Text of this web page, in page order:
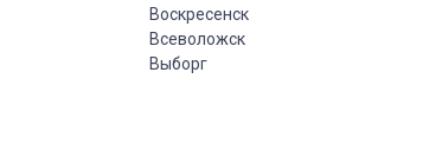
Воскресенск
Всеволожск
Выборг